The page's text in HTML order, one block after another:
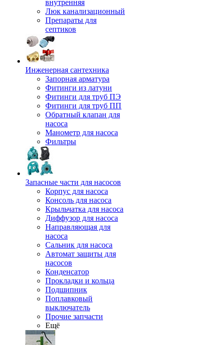
внутренняя
Люк канализационный
Препараты для
септиков
Инженерная сантехника
Запорная арматура
Фитинги из латуни
Фитинги для труб ПЭ
Фитинги для труб ПП
Обратный клапан для
насоса
Манометр для насоса
Фильтры
Запасные части для насосов
Корпус для насоса
Консоль для насоса
Крыльчатка для насоса
Диффузор для насоса
Направляющая для
насоса
Сальник для насоса
Автомат защиты для
насосов
Конденсатор
Прокладки и кольца
Подшипник
Поплавковый
выключатель
Прочие запчасти
Ещё